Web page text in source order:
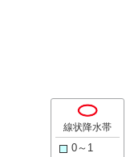
線状降水帯
0～1